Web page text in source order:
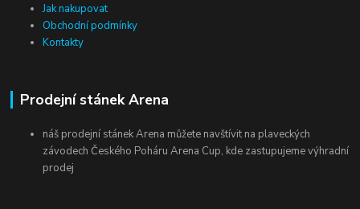
Jak nakupovat
Obchodní podmínky
Kontakty
Prodejní stánek Arena
náš prodejní stánek Arena můžete navštívit na plaveckých
závodech Českého Poháru Arena Cup, kde zastupujeme výhradní
prodej